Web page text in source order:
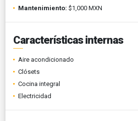
Mantenimiento: $1,000 MXN
Características internas
Aire acondicionado
Clósets
Cocina integral
Electricidad